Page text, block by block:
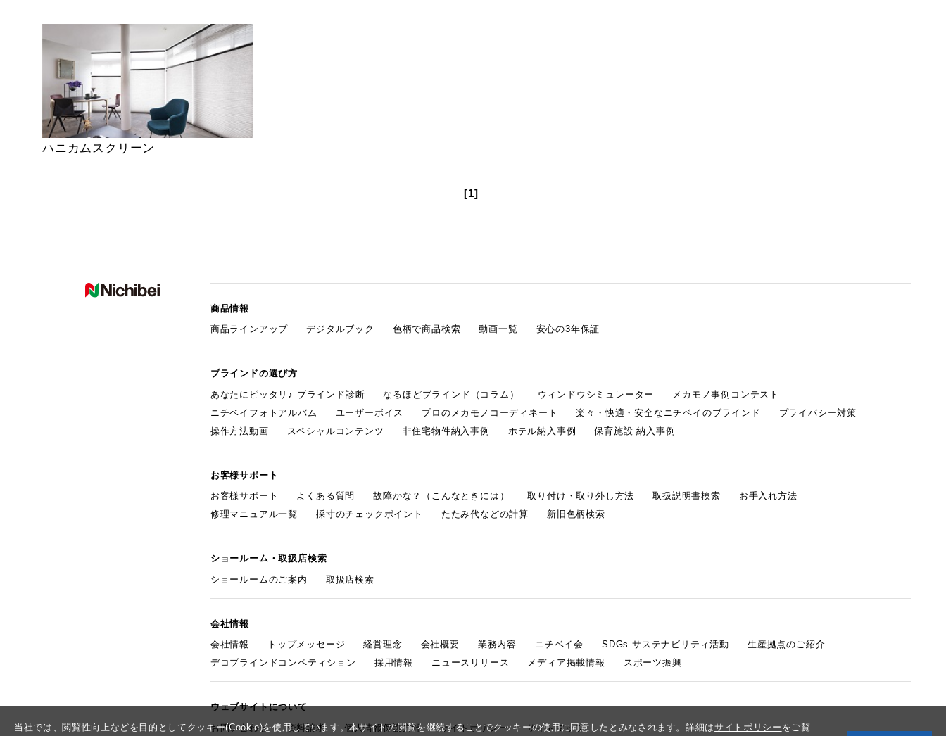
当社では、閲覧性向上などを目的としてクッキー(Cookie)を使用しています。本サイトの閲覧を継続することでクッキーの使用に同意したとみなされます。詳細はサイトポリシー をご覧
ハニカムスクリーン
[1]
商品情報
商品ラインアップ
デジタルブック 色柄で商品検索 動画一覧 安心の3年保証
ブラインドの選び方
あなたにピッタリ♪ ブラインド診断
なるほどブラインド（コラム） ウィンドウシミュレーター
メカモノ事例コンテスト
ニチベイフォトアルバム
ユーザーボイス プロのメカモノコーディネート 楽々・快適・安全なニチベイのブラインド
プライバシー対策
操作方法動画
スペシャルコンテンツ 非住宅物件納入事例 ホテル納入事例 保育施設 納入事例
お客様サポート
お客様サポート
よくある質問 故障かな？（こんなときには） 取り付け・取り外し方法 取扱説明書検索
お手入れ方法
修理マニュアル一覧
採寸のチェックポイント たたみ代などの計算 新旧色柄検索
ショールーム・取扱店検索
ショールームのご案内
取扱店検索
会社情報
会社情報
トップメッセージ 経営理念 会社概要 業務内容 ニチベイ会 SDGs サステナビリティ活動
生産拠点のご紹介
デコブラインドコンペティション
採用情報 ニュースリリース メディア掲載情報 スポーツ振興
ウェブサイトについて
お問い合わせ
資料請求 個人情報保護方針 サイトポリシー サイトマップ